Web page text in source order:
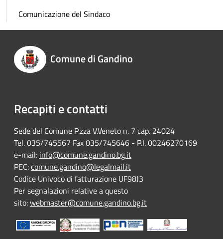
Comunicazione del Sindaco
Comune di Gandino
Recapiti e contatti
Sede del Comune P.zza V.Veneto n. 7 cap. 24024
Tel. 035/745567 Fax 035/745646 - P.I. 00246270169
e-mail: info@comune.gandino.bg.it
PEC:comune.gandino@legalmail.it
Codice Univoco di fatturazione UF98J3
Per segnalazioni relative a questo
sito:webmaster@comune.gandino.bg.it